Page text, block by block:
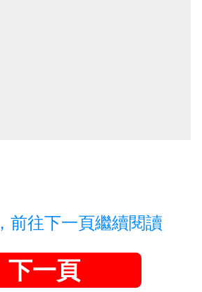
前往下一頁繼續閱讀
下一頁